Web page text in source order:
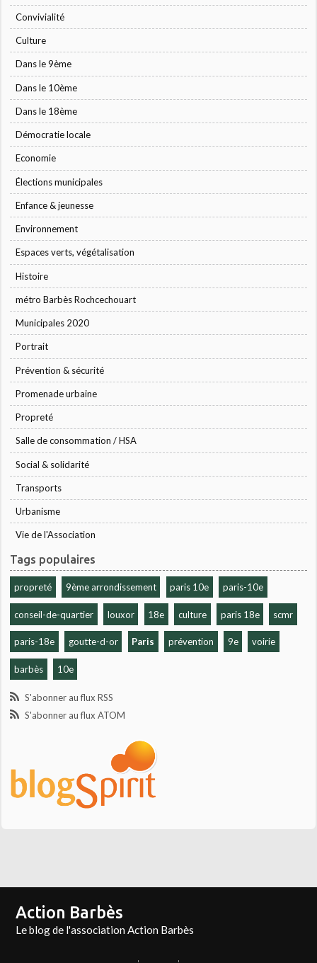
Convivialité
Culture
Dans le 9ème
Dans le 10ème
Dans le 18ème
Démocratie locale
Economie
Élections municipales
Enfance & jeunesse
Environnement
Espaces verts, végétalisation
Histoire
métro Barbès Rochcechouart
Municipales 2020
Portrait
Prévention & sécurité
Promenade urbaine
Propreté
Salle de consommation / HSA
Social & solidarité
Transports
Urbanisme
Vie de l'Association
Tags populaires
propreté 9ème arrondissement paris 10e paris-10e
conseil-de-quartier louxor 18e culture paris 18e scmr
paris-18e goutte-d-or Paris prévention 9e voirie
barbès 10e
S'abonner au flux RSS
S'abonner au flux ATOM
Action Barbès
Le blog de l'association Action Barbès